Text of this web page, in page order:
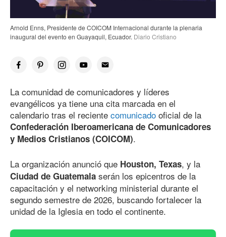
Arnold Enns, Presidente de COICOM Internacional durante la plenaria
inaugural del evento en Guayaquil, Ecuador. Diario Cristiano
La comunidad de comunicadores y líderes
evangélicos ya tiene una cita marcada en el
calendario tras el reciente comunicado oficial de la
Confederación Iberoamericana de Comunicadores
y Medios Cristianos (COICOM).
La organización anunció que Houston, Texas, y la
Ciudad de Guatemala serán los epicentros de la
capacitación y el networking ministerial durante el
segundo semestre de 2026, buscando fortalecer la
unidad de la Iglesia en todo el continente.